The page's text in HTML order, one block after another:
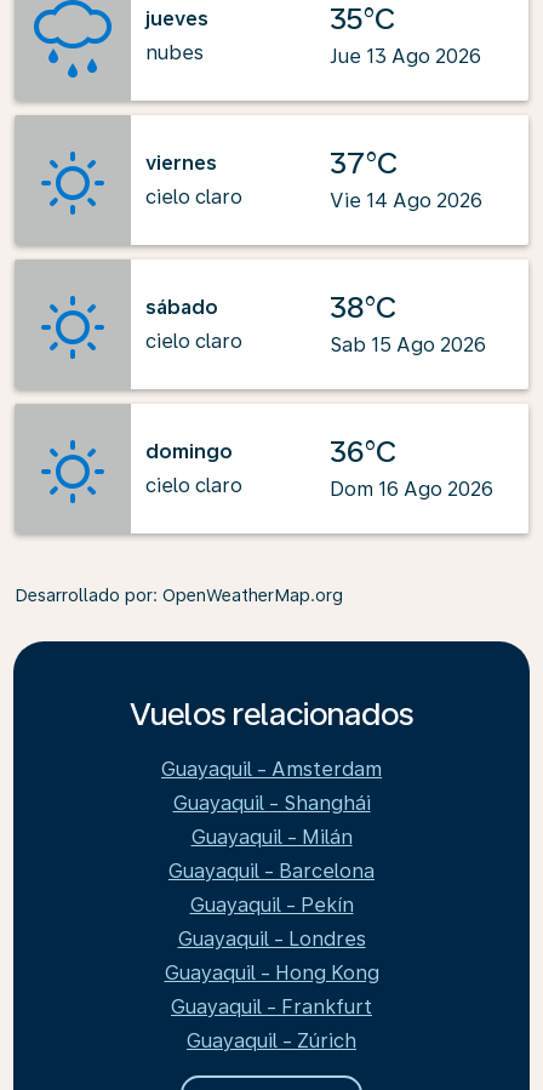
jueves
nubes
35°C
Jue 13 Ago 2026
viernes
cielo claro
37°C
Vie 14 Ago 2026
sábado
cielo claro
38°C
Sab 15 Ago 2026
domingo
cielo claro
36°C
Dom 16 Ago 2026
Desarrollado por: OpenWeatherMap.org
Vuelos relacionados
Guayaquil - Amsterdam
Guayaquil - Shanghái
Guayaquil - Milán
Guayaquil - Barcelona
Guayaquil - Pekín
Guayaquil - Londres
Guayaquil - Hong Kong
Guayaquil - Frankfurt
Guayaquil - Zúrich